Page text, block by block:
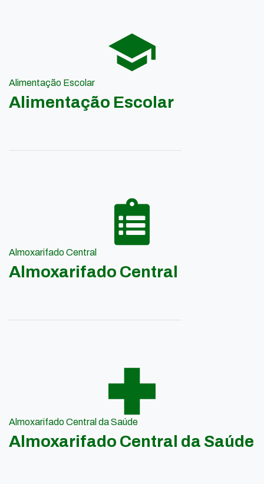
Alimentação Escolar
Alimentação Escolar
Almoxarifado Central
Almoxarifado Central
Almoxarifado Central da Saúde
Almoxarifado Central da Saúde